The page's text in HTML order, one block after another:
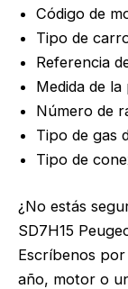
Código de
Tipo de
Referencia
Medida de la
Número de
Tipo de gas
Tipo de
¿No estás
SD7H15
Escríbenos
año, motor o